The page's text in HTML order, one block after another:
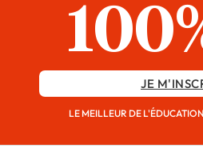
JE
LE MEILLEUR DE